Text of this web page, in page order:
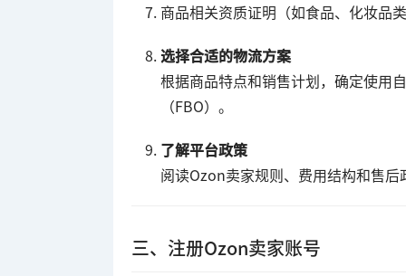
商品相关资质证明（如食品、化妆品
选择合适的物流方案
根据商品特点和销售计划，确定使
（FBO）。
了解平台政策
阅读Ozon卖家规则、费用结构和售
三、注册Ozon卖家账号